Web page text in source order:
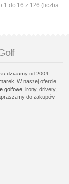
1 do 16 z 126 (liczba
działamy od 2004
W naszej ofercie
golfowe , irony, drivery,
do zakupów